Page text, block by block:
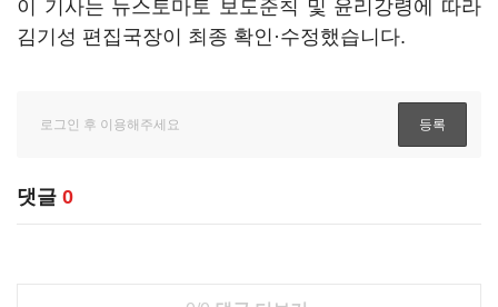
이 기사는 뉴스토마토 보도준칙 및 윤리강령에 따라
김기성 편집국장이 최종 확인·수정했습니다.
댓글 0